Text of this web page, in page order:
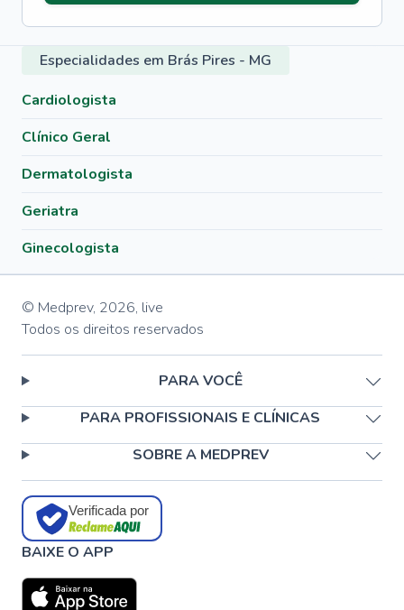
Especialidades em Brás Pires - MG
Cardiologista
Clínico Geral
Dermatologista
Geriatra
Ginecologista
© Medprev, 2026, live
Todos os direitos reservados
PARA VOCÊ
PARA PROFISSIONAIS E CLÍNICAS
SOBRE A MEDPREV
Verificada por
BAIXE O APP